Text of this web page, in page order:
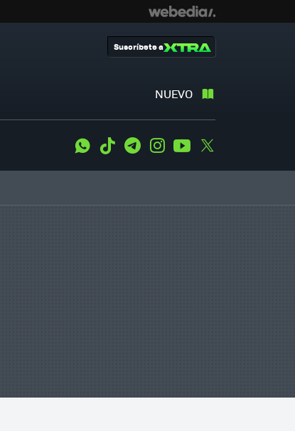
NUEVO
Suscríbete a
WhatsApp
Tiktok TelegramInstagramYoutube